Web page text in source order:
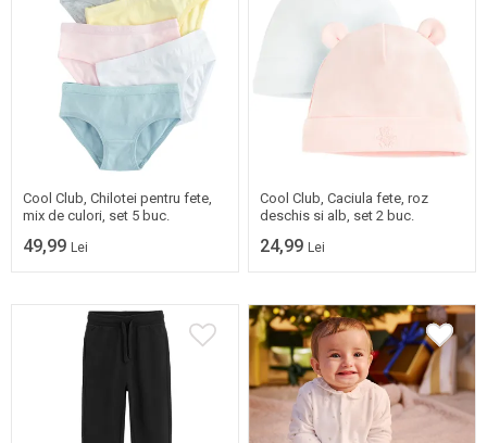
Mai multe marimi
disponibile
Cool Club, Chilotei pentru fete,
mix de culori, set 5 buc.
49,99 Lei
36/38
44/46
48/50
Cool Club, Caciula fete, roz
deschis si alb, set 2 buc.
24,99 Lei